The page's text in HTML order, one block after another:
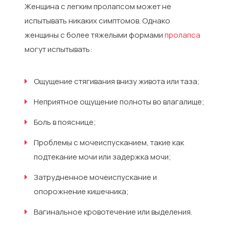
Женщина с легким пролапсом может не
испытывать никаких симптомов. Однако
женщины с более тяжелыми формамипролапса
могут испытывать:
Ощущение стягивания внизу живота или таза;
Неприятное ощущение полноты во влагалище;
Боль в пояснице;
Проблемы с мочеиспусканием, такие как
подтекание мочи или задержка мочи;
Затрудненное мочеиспускание и
опорожнение кишечника;
Вагинальное кровотечение или выделения.